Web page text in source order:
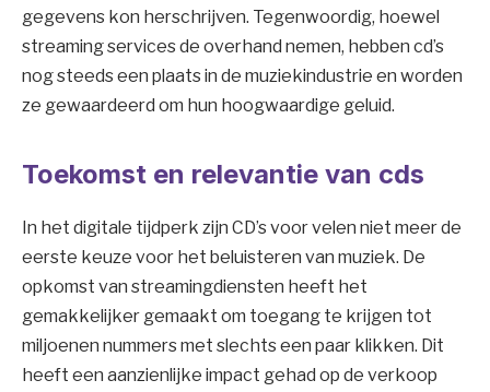
gegevens kon herschrijven. Tegenwoordig, hoewel
streaming services de overhand nemen, hebben cd’s
nog steeds een plaats in de muziekindustrie en worden
ze gewaardeerd om hun hoogwaardige geluid.
Toekomst en relevantie van cds
In het digitale tijdperk zijn CD’s voor velen niet meer de
eerste keuze voor het beluisteren van muziek. De
opkomst van streamingdiensten heeft het
gemakkelijker gemaakt om toegang te krijgen tot
miljoenen nummers met slechts een paar klikken. Dit
heeft een aanzienlijke impact gehad op de verkoop